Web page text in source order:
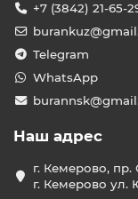
+7 (3842) 21-65-
Telegram
WhatsApp
Наш адрес
г. Кемерово, пр.
г. Кемерово ул.